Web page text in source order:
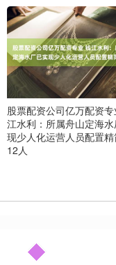
股票配资公司亿万配资
江水利：所属舟山定海
现少人化运营人员配置精
12人